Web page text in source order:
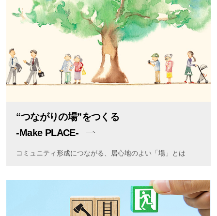
“つながりの場”をつくる
-Make PLACE-
コミュニティ形成につながる、居心地のよい「場」とは